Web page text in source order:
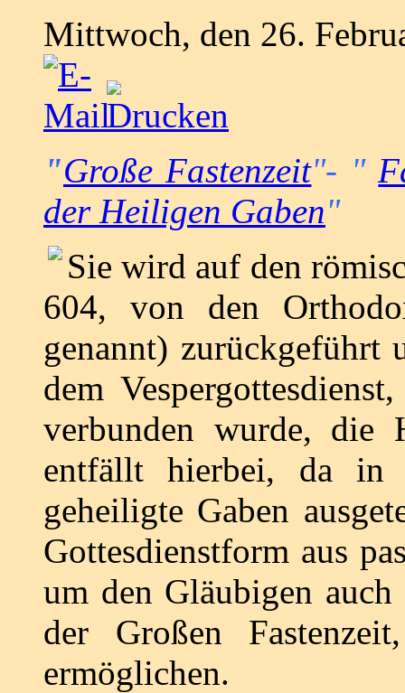
Mittwoch, den 26.
"Große Fastenzeit"- "
der Heiligen Gaben"
Sie wird auf den
604, von den
genannt) zurückgeführt
dem
verbunden wurde,
entfällt hierbei, da in
geheiligte Gaben
Gottesdienstform aus
um den Gläubigen
der Großen
ermöglichen.